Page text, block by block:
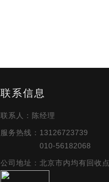
联系信息
联系人：陈经理
服务热线：13126723739
010-56182068
公司地址：北京市内均有回收点